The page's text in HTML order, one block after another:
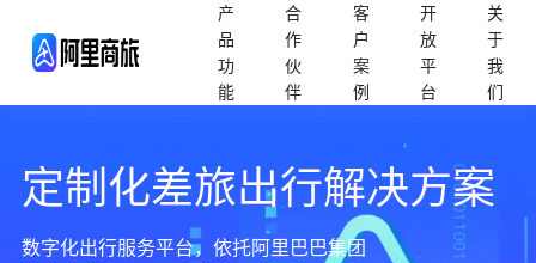
产
品
功
能
合
作
伙
伴
客
户
案
例
开
放
平
台
关
于
我
们
定制化差旅出行解决方案
数字化出行服务平台，依托阿里巴巴集团